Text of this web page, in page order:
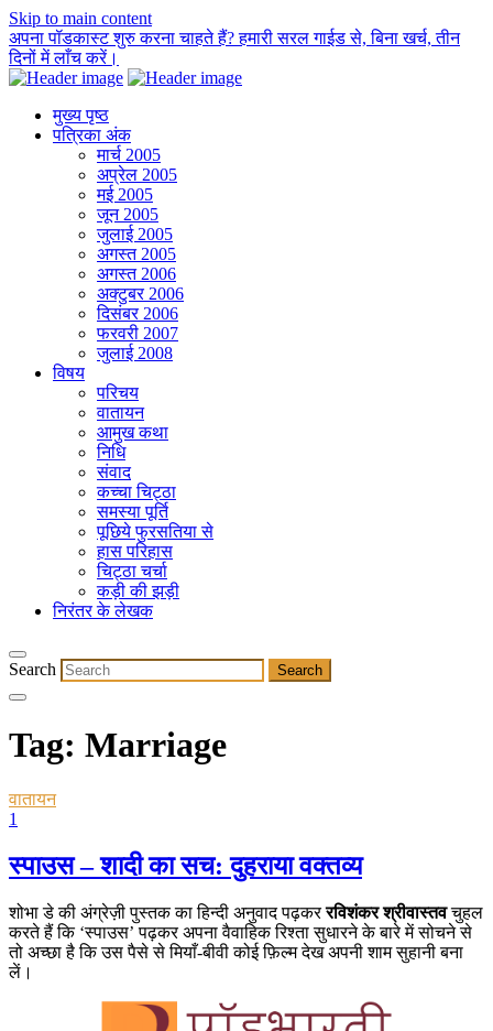
Skip to main content
अपना पॉडकास्ट शुरु करना चाहते हैं? हमारी सरल गाईड से, बिना खर्च, तीन
दिनों में लाँच करें।
मुख्य पृष्ठ
पत्रिका अंक
मार्च 2005
अप्रेल 2005
मई 2005
जून 2005
जुलाई 2005
अगस्त 2005
अगस्त 2006
अक्टुबर 2006
दिसंबर 2006
फरवरी 2007
जुलाई 2008
विषय
परिचय
वातायन
आमुख कथा
निधि
संवाद
कच्चा चिट्ठा
समस्या पूर्ति
पूछिये फुरसतिया से
हास परिहास
चिट्ठा चर्चा
कड़ी की झड़ी
निरंतर के लेखक
Search
Tag: Marriage
वातायन
1
स्पाउस – शादी का सच: दुहराया वक्तव्य
शोभा डे की अंग्रेज़ी पुस्तक का हिन्दी अनुवाद पढ़कररविशंकर श्रीवास्तवचुहल
करते हैं कि ‘स्पाउस’ पढ़कर अपना वैवाहिक रिश्ता सुधारने के बारे में सोचने से
तो अच्छा है कि उस पैसे से मियाँ-बीवी कोई फ़िल्म देख अपनी शाम सुहानी बना
लें।